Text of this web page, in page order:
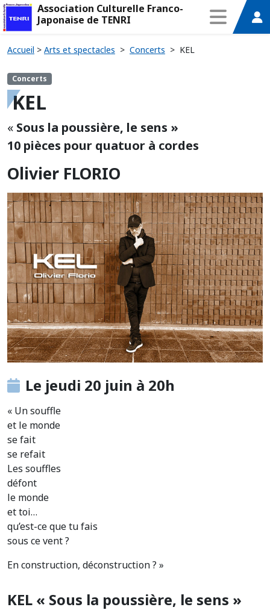
Association Culturelle Franco-
Japonaise de TENRI
Accueil > Arts et spectacles > Concerts > KEL
Concerts
KEL
« Sous la poussière, le sens »
10 pièces pour quatuor à cordes
Olivier FLORIO
Le jeudi 20 juin à 20h
« Un souffle
et le monde
se fait
se refait
Les souffles
défont
le monde
et toi…
qu’est-ce que tu fais
sous ce vent ?
En construction, déconstruction ? »
KEL « Sous la poussière, le sens »